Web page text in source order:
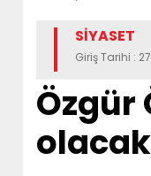
SİYASET
Giriş Tarihi :
Özgür
olacak